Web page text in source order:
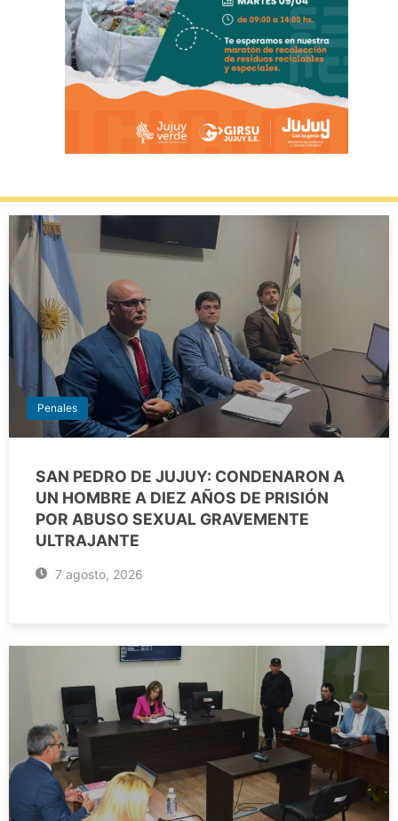
Penales
SAN PEDRO DE JUJUY: CONDENARON A
UN HOMBRE A DIEZ AÑOS DE PRISIÓN
POR ABUSO SEXUAL GRAVEMENTE
ULTRAJANTE
7 agosto, 2026